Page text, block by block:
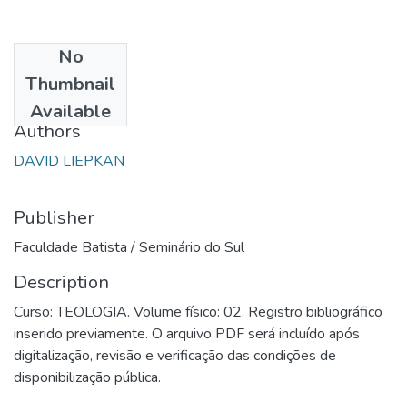
No
Thumbnail
Available
1988
Authors
DAVID LIEPKAN
Publisher
Faculdade Batista / Seminário do Sul
Description
Curso: TEOLOGIA. Volume físico: 02. Registro bibliográfico
inserido previamente. O arquivo PDF será incluído após
digitalização, revisão e verificação das condições de
disponibilização pública.